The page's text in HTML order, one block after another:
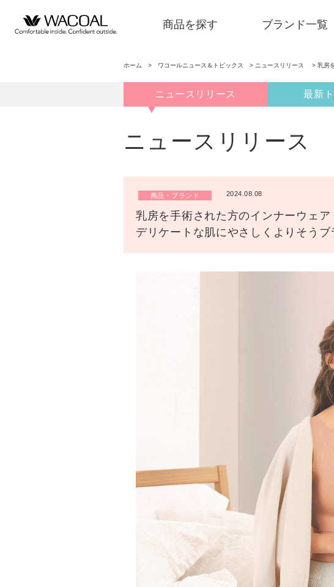
商品を探す ブランド一覧
店舗検索
新着情報
企業情報
ホーム > ワコールニュース＆トピックス > ニュースリリース > 乳房
ニュースリリース 最新
ニュースリリース
商品・ブランド 2024.08.08
乳房を手術された方のインナーウェ
デリケートな肌にやさしくよりそうブ